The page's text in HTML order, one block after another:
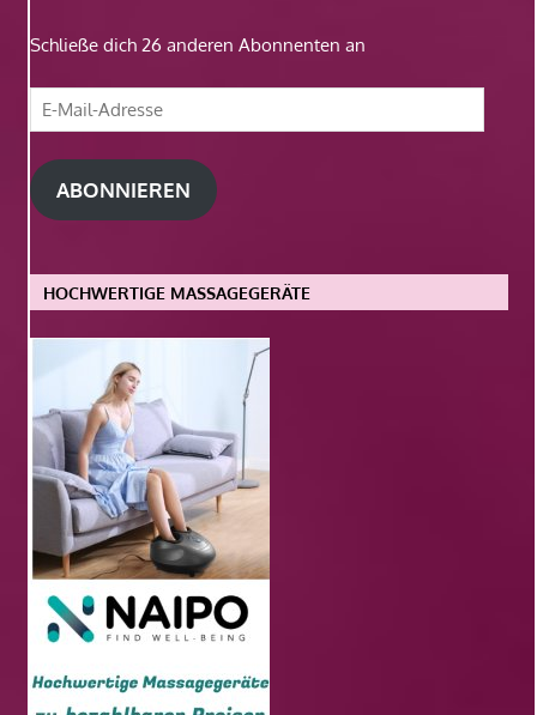
Schließe dich 26 anderen Abonnenten an
E-
Mail-
Adresse
ABONNIEREN
HOCHWERTIGE MASSAGEGERÄTE